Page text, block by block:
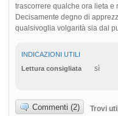
trascorrere qualche ora lieta e
Decisamente degno di
qualsivoglia volgarità sia dal
INDICAZIONI UTILI
Lettura consigliata
sì
Commenti (2) Trovi